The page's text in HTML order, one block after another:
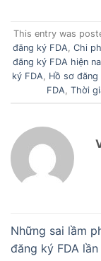
This entry was
đăng ký FDA Chi
đăng ký FDA hiện
ký FDA
Hồ sơ đăng
FDA Thời
Những sai lầm
đăng ký FDA lần